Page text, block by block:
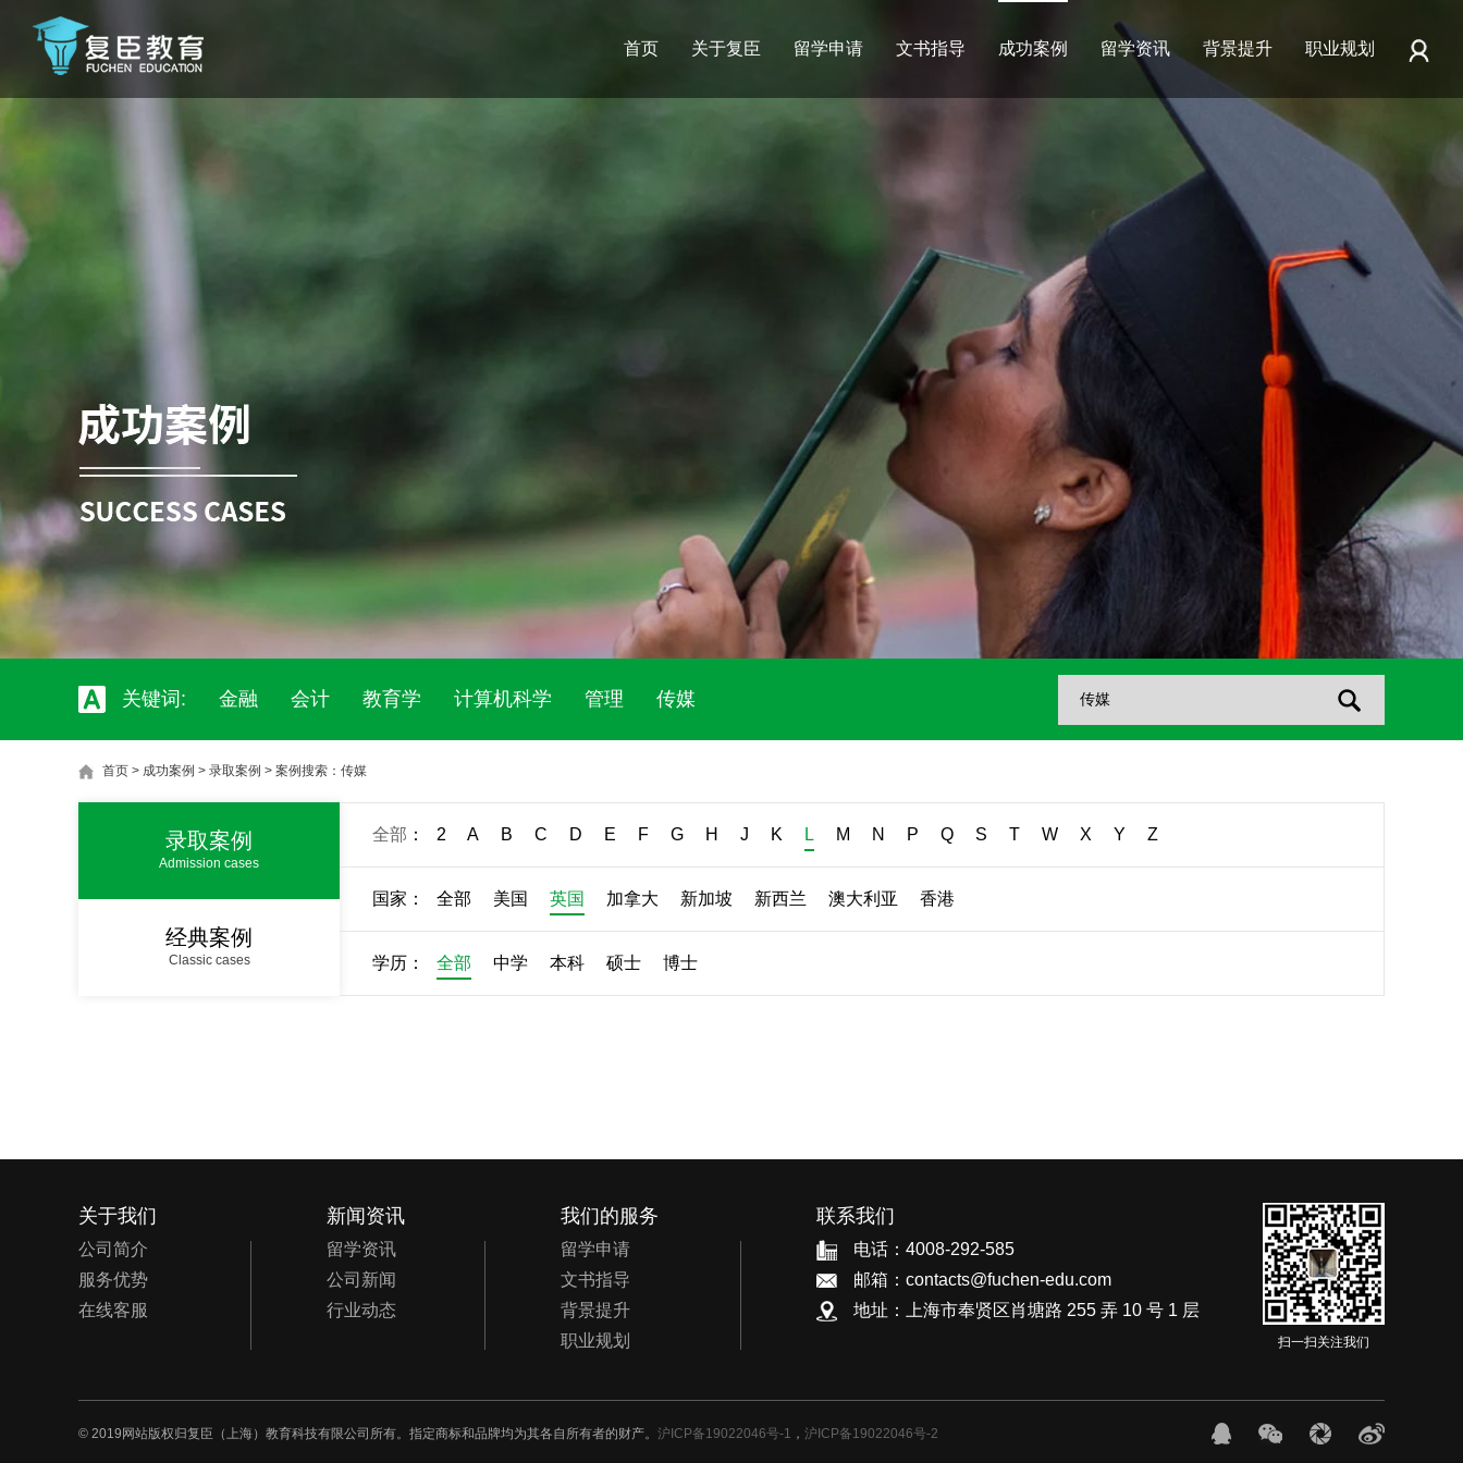
首页 关于复臣 留学申请 文书指导 成功案例 留学资讯 背景提升 职业规划
关键词: 金融 会计 教育学 计算机科学 管理 传媒
首页 > 成功案例 > 录取案例 > 案例搜索：传媒
录取案例
Admission cases
经典案例
Classic cases
全部 ： 2 A B C D E F G H J K L M N P Q S T W X Y Z
国家： 全部 美国 英国 加拿大 新加坡 新西兰 澳大利亚 香港
学历： 全部 中学 本科 硕士 博士
关于我们
公司简介
服务优势
在线客服
新闻资讯
留学资讯
公司新闻
行业动态
我们的服务
留学申请
文书指导
背景提升
职业规划
联系我们
电话：4008-292-585
邮箱：contacts@fuchen-edu.com
地址：上海市奉贤区肖塘路 255 弄 10 号 1 层
扫一扫关注我们
© 2019网站版权归复臣（上海）教育科技有限公司所有。指定商标和品牌均为其各自所有者的财产。 沪ICP备19022046号-1 ， 沪ICP备19022046号-2